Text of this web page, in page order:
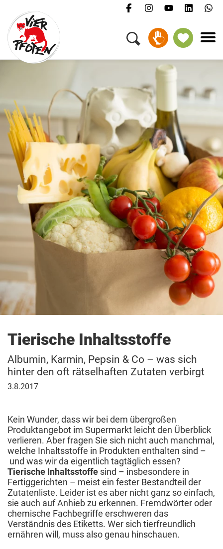
Tierische Inhaltsstoffe
Albumin, Karmin, Pepsin & Co – was sich
hinter den oft rätselhaften Zutaten verbirgt
3.
3.8.2017
Kein Wunder, dass wir bei dem übergroßen
Produktangebot im Supermarkt leicht den Überblick
verlieren. Aber fragen Sie sich nicht auch manchmal,
welche Inhaltsstoffe in Produkten enthalten sind –
und was wir da eigentlich tagtäglich essen?
Tierische Inhaltsstoffe sind – insbesondere in
Fertiggerichten – meist ein fester Bestandteil der
Zutatenliste. Leider ist es aber nicht ganz so einfach,
sie auch auf Anhieb zu erkennen. Fremdwörter oder
chemische Fachbegriffe erschweren das
Verständnis des Etiketts. Wer sich tierfreundlich
ernähren will, muss also genau hinschauen.
Menü
Kampagnen & Themen
Jobs
FAQ
Newsletter
Kontakt
Spenden
Petition
Patenschaft